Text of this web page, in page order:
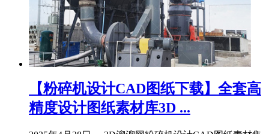
【粉碎机设计CAD图纸下载】全套高
精度设计图纸素材库3D ...